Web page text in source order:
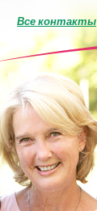
Все контакты